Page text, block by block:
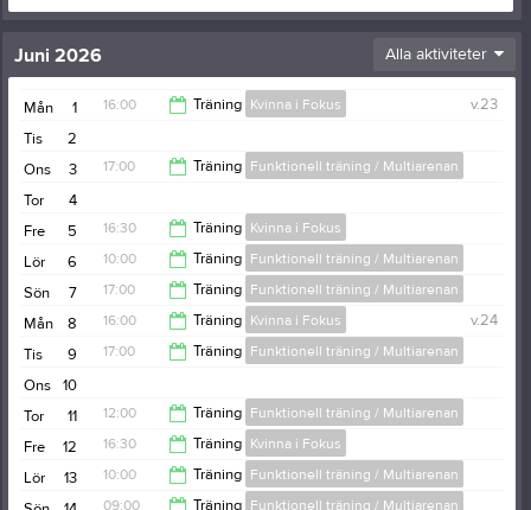
Juni 2026 Alla aktiviteter
1
Mån v.23
16:00 Träning Kvinna i Fokus
17:00
2
Tis
3
Ons 17:00 Träning Funktionell träning / Multiarenan
18:00
4
Tor
5
Fre 16:30 Träning Kvinna i Fokus
17:30
6
Lör 10:00 Träning Funktionell träning / Multiarenan
11:00
7
Sön 17:00 Träning Funktionell träning / Multiarenan
18:00
8
Mån v.24
16:00 Träning Kvinna i Fokus
9
Tis 17:00 Träning Funktionell träning / Multiarenan
18:00
10
Ons
11
Tor 12:00 Träning Funktionell träning / Multiarenan
13:00
12
Fre 16:30 Träning Kvinna i Fokus
17:30
13
Lör 10:00 Träning Funktionell träning / Multiarenan
09:00 Träning Funktionell träning / Multiarenan